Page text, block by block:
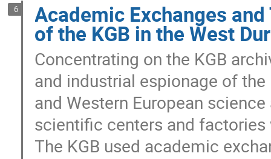
6 Academic Exchanges
of the KGB in the West
Concentrating on the KGB
and industrial espionage of
and Western European
scientific centers and
The KGB used academic